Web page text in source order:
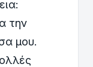
την
μου.